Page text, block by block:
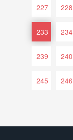
227 228
233 234
239 240
245 246